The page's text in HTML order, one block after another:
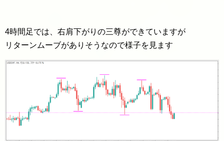
4時間足では、右肩下がりの三尊ができていますが
リターンムーブがありそうなので様子を見ます